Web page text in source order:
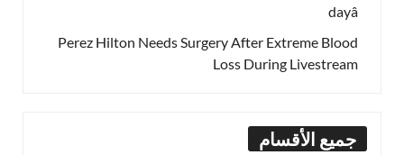
dayâ
Perez Hilton Needs Surgery After Extreme Blood
Loss During Livestream
جميع الأقسام